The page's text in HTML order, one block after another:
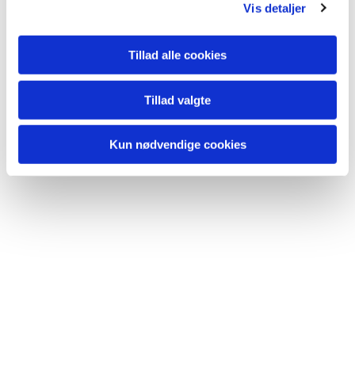
Vis detaljer
Tillad alle cookies
Tillad valgte
Kun nødvendige cookies
Arrangementer i provstiets
sogne